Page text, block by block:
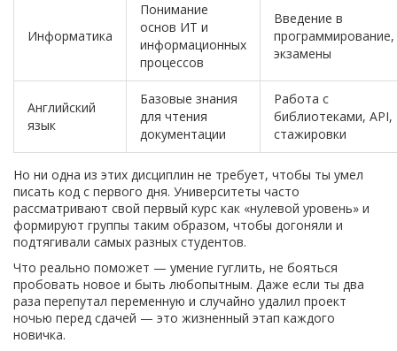
Информатика
Понимание
основ ИТ и
информационных
процессов
Введение в
программирование,
экзамены
Английский
язык
Базовые знания
для чтения
документации
Работа с
библиотеками, API,
стажировки
Но ни одна из этих дисциплин не требует, чтобы ты умел
писать код с первого дня. Университеты часто
рассматривают свой первый курс как «нулевой уровень» и
формируют группы таким образом, чтобы догоняли и
подтягивали самых разных студентов.
Что реально поможет — умение гуглить, не бояться
пробовать новое и быть любопытным. Даже если ты два
раза перепутал переменную и случайно удалил проект
ночью перед сдачей — это жизненный этап каждого
новичка.